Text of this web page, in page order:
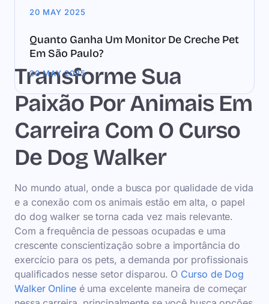
Transforme Sua
Paixão Por Animais Em
Carreira Com O Curso
De Dog Walker
No mundo atual, onde a busca por qualidade de vida
e a conexão com os animais estão em alta, o papel
do dog walker se torna cada vez mais relevante.
Com a frequência de pessoas ocupadas e uma
crescente conscientização sobre a importância do
exercício para os pets, a demanda por profissionais
qualificados nesse setor disparou. O Curso de Dog
Walker Onlineé uma excelente maneira de começar
20 MAY 2025
Quanto Ganha Um Monitor De Creche Pet
Em São Paulo?
20 MAY 2025